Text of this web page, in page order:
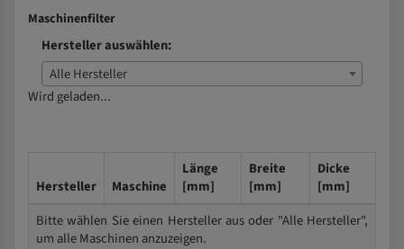
Maschinenfilter
Hersteller auswählen:
Alle Hersteller
Wird geladen...
Hersteller Maschine
Länge
[mm]
Breite
[mm]
Dicke
[mm]
Bitte wählen Sie einen Hersteller aus oder "Alle Hersteller",
um alle Maschinen anzuzeigen.